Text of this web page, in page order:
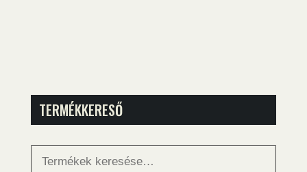
TERMÉKKERESŐ
Keresés